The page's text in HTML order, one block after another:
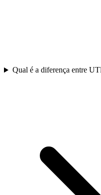
Qual é a diferença entre